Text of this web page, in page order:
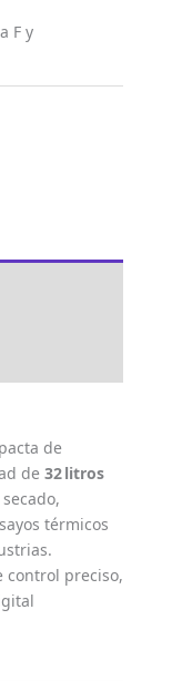
F y
de
de 32 litros
térmicos
control preciso,